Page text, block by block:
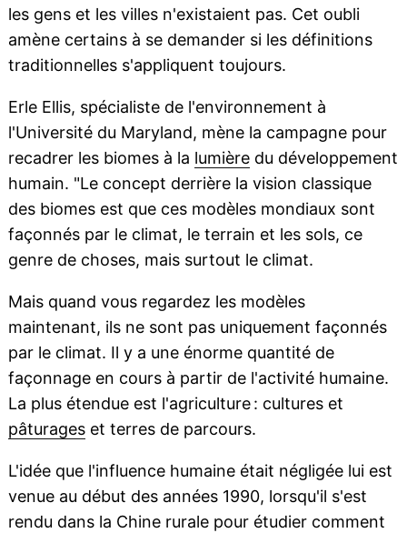
les gens et les villes n'existaient pas. Cet oubli
amène certains à se demander si les définitions
traditionnelles s'appliquent toujours.
Erle Ellis, spécialiste de l'environnement à
l'Université du Maryland, mène la campagne pour
recadrer les biomes à la lumièredu développement
humain. "Le concept derrière la vision classique
des biomes est que ces modèles mondiaux sont
façonnés par le climat, le terrain et les sols, ce
genre de choses, mais surtout le climat.
Mais quand vous regardez les modèles
maintenant, ils ne sont pas uniquement façonnés
par le climat. Il y a une énorme quantité de
façonnage en cours à partir de l'activité humaine.
La plus étendue est l'agriculture : cultures et
pâturageset terres de parcours.
L'idée que l'influence humaine était négligée lui est
venue au début des années 1990, lorsqu'il s'est
rendu dans la Chine rurale pour étudier comment